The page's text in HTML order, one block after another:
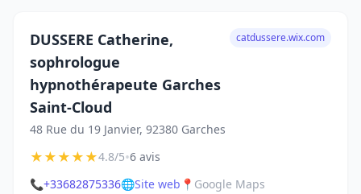
DUSSERE Catherine,
sophrologue
hypnothérapeute Garches
Saint-Cloud
48 Rue du 19 Janvier, 92380 Garches
catdussere.wix.com
★★★★★4.8/5•6 avis
📞+33682875336🌐Site web 📍 Google Maps